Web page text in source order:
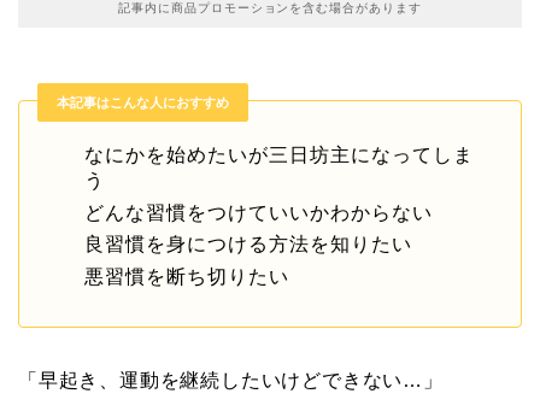
記事内に商品プロモーションを含む場合があります
本記事はこんな人におすすめ
なにかを始めたいが三日坊主になってしま
う
どんな習慣をつけていいかわからない
良習慣を身につける方法を知りたい
悪習慣を断ち切りたい
「早起き、運動を継続したいけどできない…」